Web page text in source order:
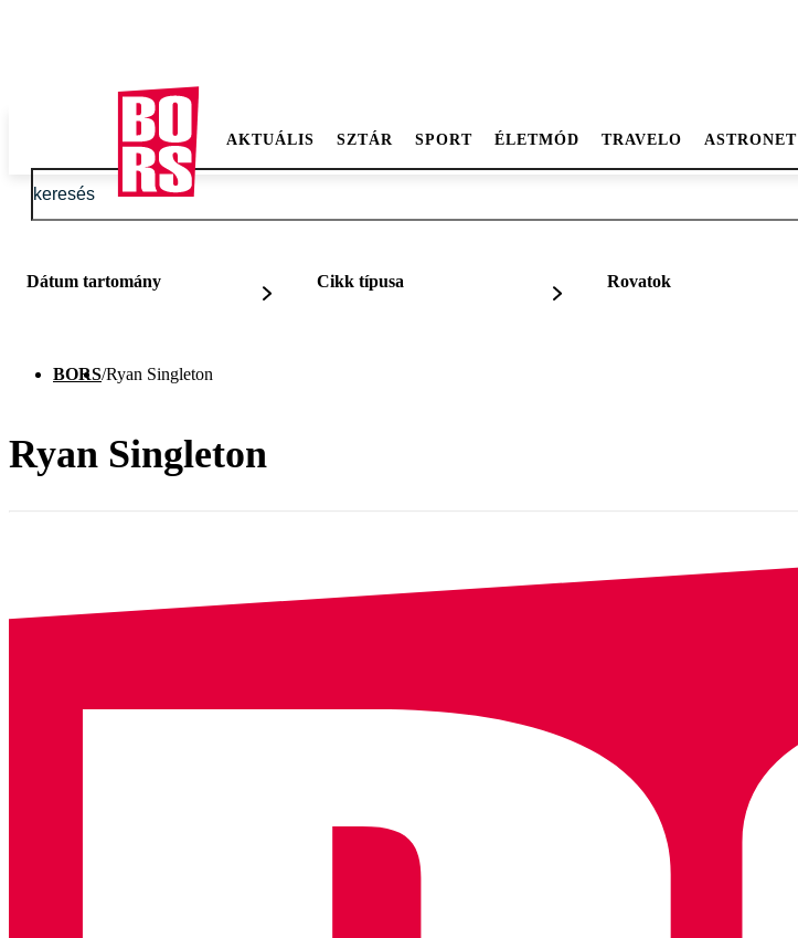
AKTUÁLIS SZTÁR SPORT ÉLETMÓD TRAVELO ASTRONET
Dátum tartomány Cikk típusa Rovatok
BORS/Ryan Singleton
Ryan Singleton